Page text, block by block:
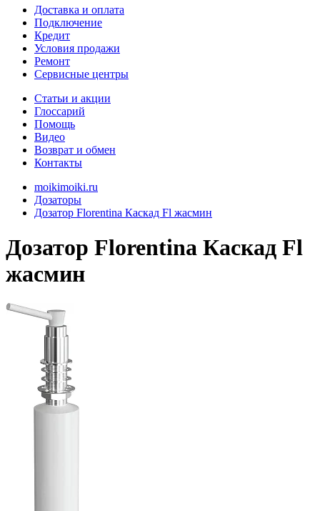
Доставка и оплата
Подключение
Кредит
Условия продажи
Ремонт
Сервисные центры
Статьи и акции
Глоссарий
Помощь
Видео
Возврат и обмен
Контакты
moikimoiki.ru
Дозаторы
Дозатор Florentina Каскад Fl жасмин
Дозатор Florentina Каскад Fl
жасмин